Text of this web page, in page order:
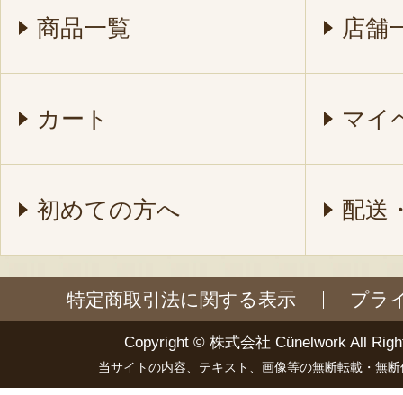
商品一覧 店舗
カート マイ
初めての方へ 配送
特定商取引法に関する表示 プラ
Copyright © 株式会社 Cünelwork All
当サイトの内容、テキスト、画像等の無断転載・無